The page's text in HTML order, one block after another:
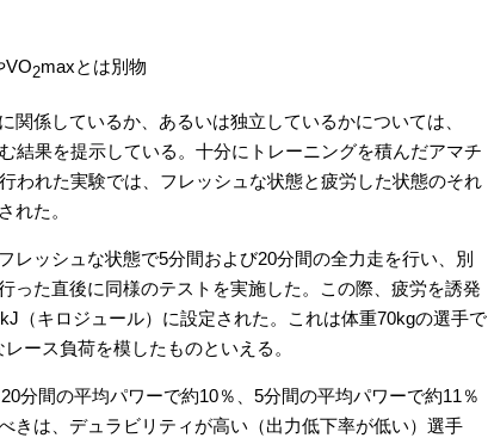
VO2maxとは別物
関係しているか、あるいは独立しているかについては、
結果を提示している。十分にトレーニングを積んだアマチ
われた実験では、フレッシュな状態と疲労した状態のそれ
れた。
レッシュな状態で5分間および20分間の全力走を行い、別
った直後に同様のテストを実施した。この際、疲労を誘発
（キロジュール）に設定された。これは体重70kgの選手で
ース負荷を模したものといえる。
分間の平均パワーで約10％、5分間の平均パワーで約11％
きは、デュラビリティが高い（出力低下率が低い）選手